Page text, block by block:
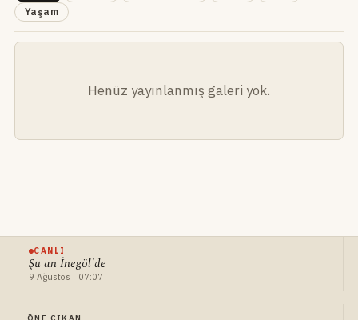
Yaşam
Henüz yayınlanmış galeri yok.
CANLI
Şu an İnegöl'de
9 Ağustos · 07:07